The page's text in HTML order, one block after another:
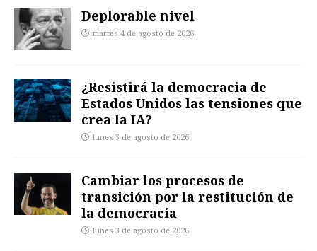
Deplorable nivel
martes 4 de agosto de 2026
¿Resistirá la democracia de
Estados Unidos las tensiones que
crea la IA?
lunes 3 de agosto de 2026
Cambiar los procesos de
transición por la restitución de
la democracia
lunes 3 de agosto de 2026